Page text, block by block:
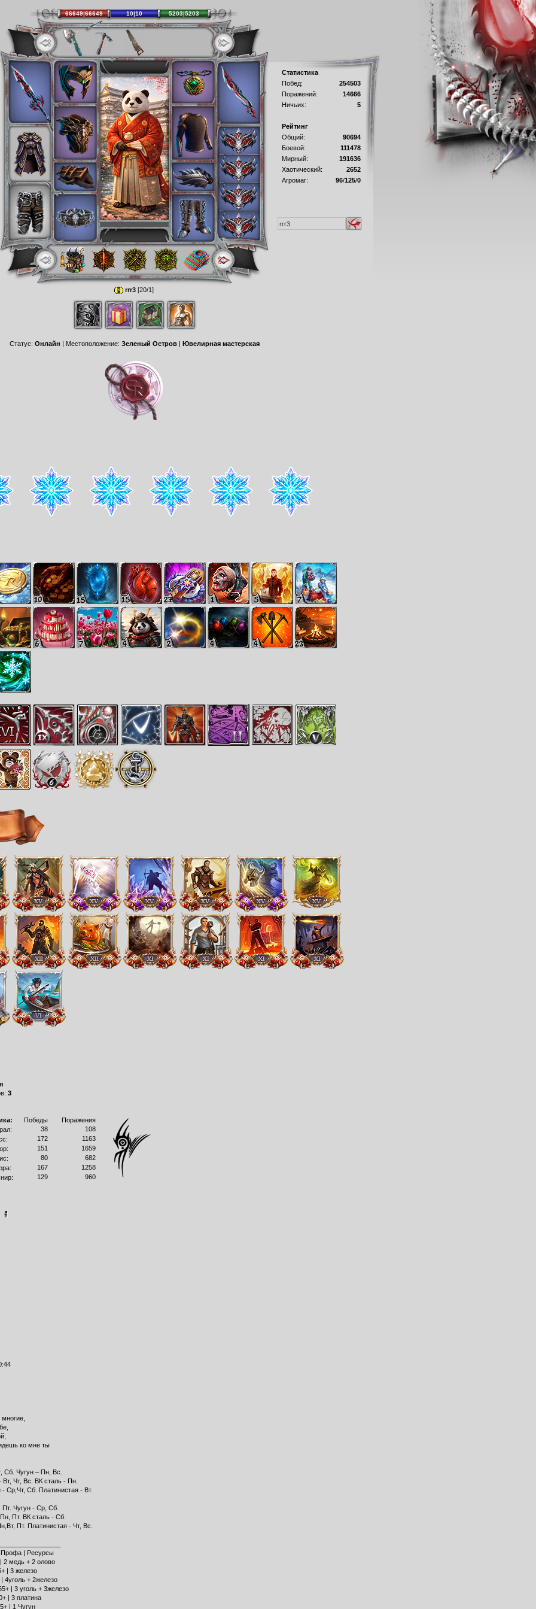
Статистика
Побед:
254503
Поражений:
14666
Ничьих:
5
Рейтинг
Общий:
90694
Боевой:
111478
Мирный:
191636
Хаотический:
2652
Агромаг:
96/125/0
Статус: Онлайн | Местоположение: Зеленый Остров | Ювелирная мастерская
3
Победы
Поражения
38
108
172
1163
151
1659
80
682
167
1258
129 960
ко мне ты
Сб. Чугун – Пн, Вс.
Чт, Вс. ВК сталь - Пн.
Ср,Чт, Сб. Платинистая - Вт.
Чугун - Ср, Сб.
Пт. ВК сталь - Сб.
Пт. Платинистая - Чт, Вс.
| Ресурсы
2 медь + 2 олово
| 3 железо
4уголь + 2железо
| 3 уголь + 3железо
| 3 платина
| 1 Чугун
66649|66649 10|10 5203|5203
rrr3 [20/1]